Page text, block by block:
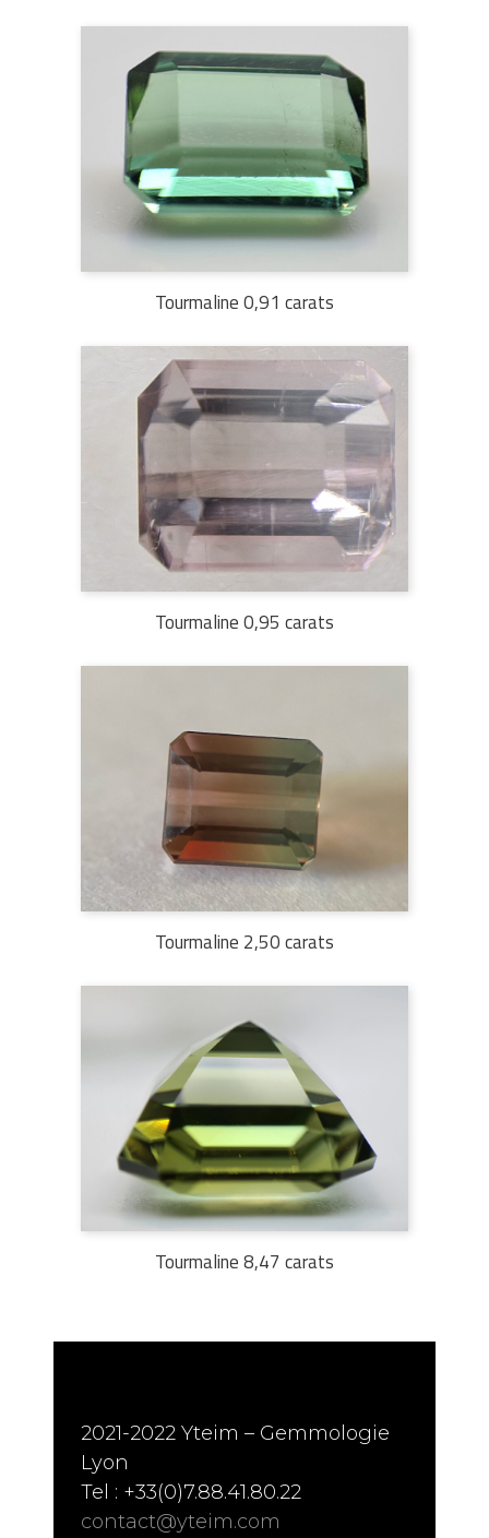
Tourmaline 0,91 carats
Tourmaline 0,95 carats
Tourmaline 2,50 carats
Tourmaline 8,47 carats
2021-2022 Yteim – Gemmologie
Lyon
Tel : +33(0)7.88.41.80.22
contact@yteim.com